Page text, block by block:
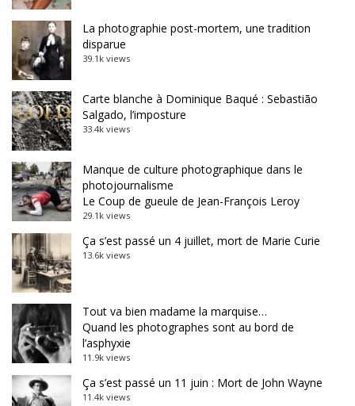
La photographie post-mortem, une tradition
disparue
39.1k views
Carte blanche à Dominique Baqué : Sebastião
Salgado, l’imposture
33.4k views
Manque de culture photographique dans le
photojournalisme
Le Coup de gueule de Jean-François Leroy
29.1k views
Ça s’est passé un 4 juillet, mort de Marie Curie
13.6k views
Tout va bien madame la marquise…
Quand les photographes sont au bord de
l’asphyxie
11.9k views
Ça s’est passé un 11 juin : Mort de John Wayne
11.4k views